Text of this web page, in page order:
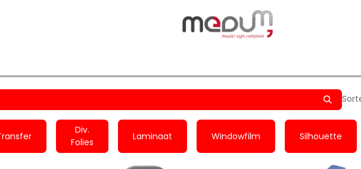
Div.
Folies
Laminaat Windowfilm Silhouette